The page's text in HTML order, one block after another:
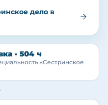
дело в
· 504 ч
«Сестринское